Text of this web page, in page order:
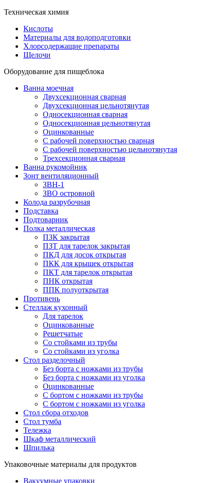
Техническая химия
Кислоты
Материалы для водоподготовки
Хлорсодержащие препараты
Щелочи
Оборудование для пищеблока
Ванна моечная
Двухсекционная сварная
Двухсекционная цельнотянутая
Односекционная сварная
Односекционная цельнотянутая
Оцинкованные
С рабочей поверхностью сварная
С рабочей поверхностью цельнотянутая
Трехсекционная сварная
Ванна рукомойник
Зонт вентиляционный
ЗВН-1
ЗВО островной
Колода разрубочная
Подставка
Подтоварник
Полка металлическая
ПЗК закрытая
ПЗТ для тарелок закрытая
ПКД для досок открытая
ПКК для крышек открытая
ПКТ для тарелок открытая
ПНК открытая
ППК полуоткрытая
Противень
Стеллаж кухонный
Для тарелок
Оцинкованные
Решетчатые
Со стойками из трубы
Со стойками из уголка
Стол разделочный
Без борта с ножками из трубы
Без борта с ножками из уголка
Оцинкованные
С бортом с ножками из трубы
С бортом с ножками из уголка
Стол сбора отходов
Стол тумба
Тележка
Шкаф металлический
Шпилька
Упаковочные материалы для продуктов
Вакуумные упаковки